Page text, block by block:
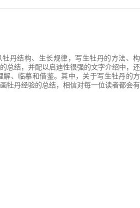
丹结构、生长规律，写生牡丹的方法、构
总结，并配以启迪性很强的文字介绍中，还
、临摹和借鉴。其中，关于写生牡丹的方
牡丹经验的总结，相信对每一位读者都会有